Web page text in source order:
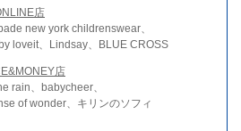
店
new york childrenswear、
loveit、Lindsay、BLUE CROSS
店
rain、babycheer、
of wonder、キリンのソフィ